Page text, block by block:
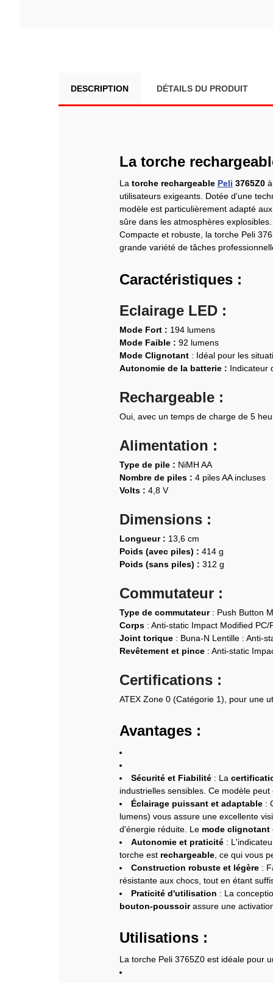
DESCRIPTION DÉTAILS DU PRODUIT
La torche
La torche rechargeable Peli 3765Z0
utilisateurs exigeants. Dotée d'une
modèle est particulièrement adapté
sûre dans les atmosphères
Compacte et robuste, la torche Peli
grande variété de tâches
Caractéristiques :
Eclairage LED :
Mode Fort : 194 lumens
Mode Faible : 92 lumens
Mode Clignotant : Idéal pour les
Autonomie de la batterie : Indicateur
Rechargeable :
Oui, avec un temps de charge de 5
Alimentation :
Type de pile : NiMH AA
Nombre de piles : 4 piles AA incluses
Volts : 4,8 V
Dimensions :
Longueur : 13,6 cm
Poids (avec piles) : 414 g
Poids (sans piles) : 312 g
Commutateur :
Type de commutateur: Push Button
Corps : Anti-static Impact Modified PC/
Joint torique : Buna-N Lentille : Anti-
Revêtement et pince : Anti-static
Certifications :
ATEX Zone 0 (Catégorie 1), pour une
Avantages :
Sécurité et Fiabilité : La
industrielles sensibles. Ce modèle
Éclairage puissant et adaptable :
lumens) vous assure une excellente
d'énergie réduite. Le mode clignotant
Autonomie et praticité :
torche est rechargeable , ce qui vous
Construction robuste et légère :
résistante aux chocs, tout en étant
Praticité d'utilisation : La
bouton-poussoirassure une
Utilisations :
La torche Peli 3765Z0 est idéale pour